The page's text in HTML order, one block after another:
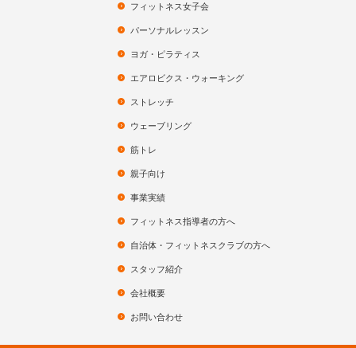
フィットネス女子会
パーソナルレッスン
ヨガ・ピラティス
エアロビクス・ウォーキング
ストレッチ
ウェーブリング
筋トレ
親子向け
事業実績
フィットネス指導者の方へ
自治体・フィットネスクラブの方へ
スタッフ紹介
会社概要
お問い合わせ